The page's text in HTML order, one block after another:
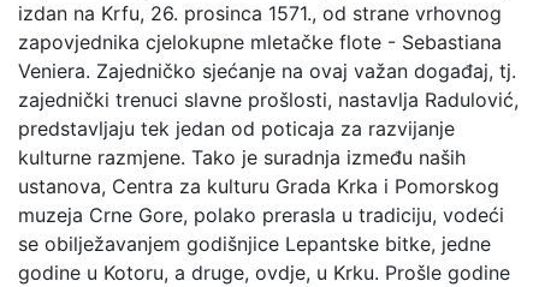
izdan na Krfu, 26. prosinca 1571., od strane vrhovnog
zapovjednika cjelokupne mletačke flote - Sebastiana
Veniera. Zajedničko sjećanje na ovaj važan događaj, tj.
zajednički trenuci slavne prošlosti, nastavlja Radulović,
predstavljaju tek jedan od poticaja za razvijanje
kulturne razmjene. Tako je suradnja između naših
ustanova, Centra za kulturu Grada Krka i Pomorskog
muzeja Crne Gore, polako prerasla u tradiciju, vodeći
se obilježavanjem godišnjice Lepantske bitke, jedne
godine u Kotoru, a druge, ovdje, u Krku. Prošle godine